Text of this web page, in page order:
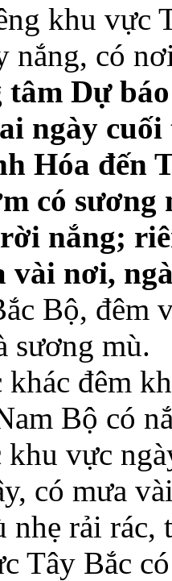
khu vực
nắng, có
tâm Dự
ngày
Hóa đến
có
nắng;
vài nơi,
Bộ, đêm
sương mù.
đêm
Bộ có
vực
có mưa
nhẹ rải
Tây Bắc